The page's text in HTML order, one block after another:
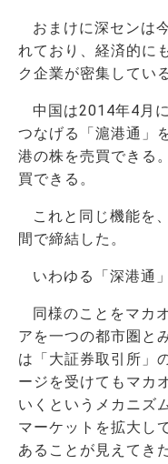
おまけに深センは
れており、経済的に
ク企業が密集している
中国は2014年4月
つなげる「滬港通」
港の株を売買できる
買できる。
これと同じ機能を
間で締結した。
いわゆる「深港通
同様のことをマカ
アを一つの都市圏と
は「大証券取引所」
ージを受けてもマカ
いくというメカニズ
マーケットを拡大し
あることが見えてきた